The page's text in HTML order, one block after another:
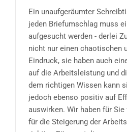
Ein unaufgeräumter
jeden Briefumschlag muss
aufgesucht werden - derlei
nicht nur einen chaotischen
Eindruck, sie haben auch
auf die Arbeitsleistung und
dem richtigen Wissen kann
jedoch ebenso positiv auf
auswirken. Wir haben für
für die Steigerung der